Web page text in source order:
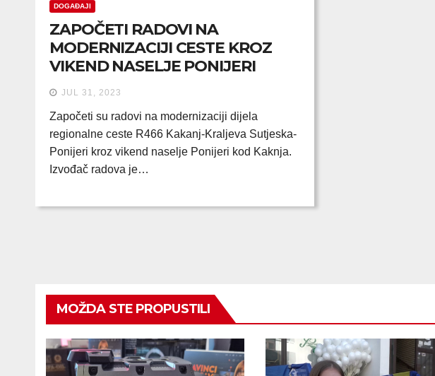
DOGAĐAJI
ZAPOČETI RADOVI NA
MODERNIZACIJI CESTE KROZ
VIKEND NASELJE PONIJERI
JUL 31, 2023
Započeti su radovi na modernizaciji dijela
regionalne ceste R466 Kakanj-Kraljeva Sutjeska-
Ponijeri kroz vikend naselje Ponijeri kod Kaknja.
Izvođač radova je…
MOŽDA STE PROPUSTILI